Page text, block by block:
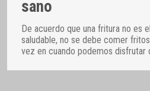
sano
De acuerdo que una fritura no es
saludable, no se debe comer
vez en cuando podemos disfrutar